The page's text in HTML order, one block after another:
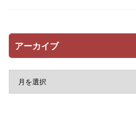
アーカイブ